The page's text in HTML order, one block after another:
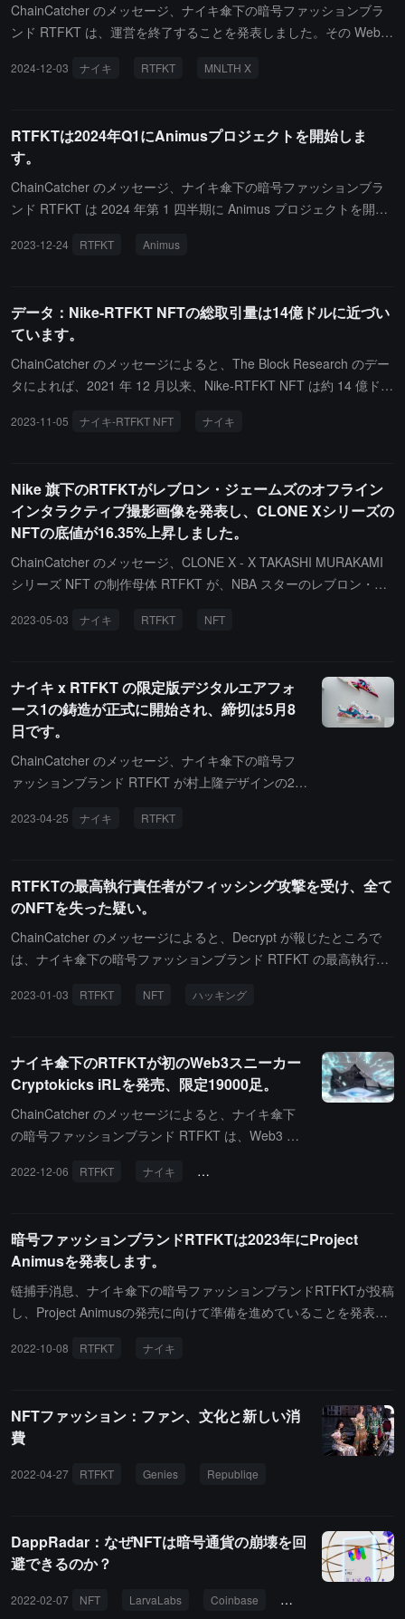
ChainCatcher のメッセージ、ナイキ傘下の暗号ファッションブラ
ンド RTFKT は、運営を終了することを発表しました。その Web3
は、RTFKT の旅を定義する革新的な作品を展示する更新版のウェ
限界を突破し、世界を融合させるという約束の象徴であると述べて
います。
2024-12-03 ナイキ RTFKT MNLTH X
RTFKTは2024年Q1にAnimusプロジェクトを開始しま
す。
ChainCatcher のメッセージ、ナイキ傘下の暗号ファッションブラ
ンド RTFKT は 2024 年第 1 四半期に Animus プロジェクトを開始
テストしています。Animus イースターエッグは、同じ Animus キ
ができます。
2023-12-24 RTFKT Animus
データ：Nike-RTFKT NFTの総取引量は14億ドルに近づい
ています。
ChainCatcher のメッセージによると、The Block Research のデー
タによれば、2021 年 12 月以来、Nike-RTFKT NFT は約 14 億ドル
ば、RTFKT の 25 の NFT シリーズの総収入は 1.7 億ドルに達して
数千人のスニーカー愛好者を惹きつけています。
2023-11-05 ナイキ-RTFKT NFT ナイキ
Nike 旗下のRTFKTがレブロン・ジェームズのオフライン
インタラクティブ撮影画像を発表し、CLONE Xシリーズの
NFTの底値が16.35%上昇しました。
ChainCatcher のメッセージ、CLONE X - X TAKASHI MURAKAMI
シリーズ NFT の制作母体 RTFKT が、NBA スターのレブロン・ジ
写画像をソーシャルメディアに公開しました。これには、RTFKT
いる写真が含まれています。NFTGo.io のデータによると、CLONE
X - X TAKASHI MURAKAMI シリーズ NFT は RTFKT が関連する実
写画像を公開した後、取引量が大幅に増加し、記事執筆時点でこの
シリーズの NFT の 24 時間取引量は 439.46 ETH に達し、増加率は
291.93% です。フロア価格は現在 3.61 ETH で、24 時間の上昇率
その CloneX #7968 NFT の口部特徴を「LBJ Beard」に、頭部特徴
RTFKT は 2021 年 12 月にナイキに買収され、ナイキは 2015 年に
ジェームズと生涯契約を結んでいるため、その変更は今後のコラボ
レーションに関連していると市場は推測しています。（出典リン
ク）
2023-05-03 ナイキ RTFKT NFT
ナイキ x RTFKT の限定版デジタルエアフォ
ース1の鋳造が正式に開始され、締切は5月8
日です。
ChainCatcher のメッセージ、ナイキ傘下の暗号フ
ァッションブランド RTFKT が村上隆デザインの2種
を正式に開始したことを発表しました。鋳造期間は
e 1 NFT 保有者は、今後開催される Forging イベン
トに参加する機会もあります。（出典リンク）
2023-04-25 ナイキ RTFKT
RTFKTの最高執行責任者がフィッシング攻撃を受け、全て
のNFTを失った疑い。
ChainCatcher のメッセージによると、Decrypt が報じたところで
は、ナイキ傘下の暗号ファッションブランド RTFKT の最高執行責
失った疑いがあります。Etherscan によると、Gopalani のウォレッ
ウォレットを使用して Gopalani のウォレットから 173,000 ドル以
上の NFT を盗みました。これには、19 個の CloneX NFT（138,00
0 ドル以上の価値）、18 個の RTKFT Space Pods（6,300 ドル以
上の価値）、17 個の Loot Pods（6,200 ドルの価値）、11 個の Cr
0,200 ドルの価値）などが含まれます。フィッシング攻撃がどのよ
供した可能性があると述べています。（出典リンク）
2023-01-03 RTFKT NFT ハッキング
ナイキ傘下のRTFKTが初のWeb3スニーカー
Cryptokicks iRLを発売、限定19000足。
ChainCatcher のメッセージによると、ナイキ傘下
の暗号ファッションブランド RTFKT は、Web3 ス
自動靴ひも、触覚フィードバック、強化照明、ジェ
ズムなどの機能をサポートし、Move to Earn 機能も
サポートします。このスニーカーは限定 19000 足
で、Blackout、Stone、Ice、Space Matter の 4 色か
ら選べます。鋳造プロセスでは、NFT として販売さ
ks iRL スニーカー 1 足と実物のスニーカー 1 足を受
まで一般登録が行われ、Lace Engine NFT 保有者は
北京時間 12 月 12 日 23:30 からプライベート鋳造
から開始されます。さらに、抽選に参加するユーザ
リカの配送先住所を持っている必要があります。ス
ニーカーの発送時期と RTFKT Cryptokicks iRL アプ
リのダウンロード可能時期は 2023 年 5 月です。
2022-12-06 RTFKT ナイキ Cryptokicks iRL
暗号ファッションブランドRTFKTは2023年にProject
Animusを発表します。
链捕手消息、ナイキ傘下の暗号ファッションブランドRTFKTが投稿
し、Project Animusの発売に向けて準備を進めていることを発表し
Clones向けのEggDropは2022年11月に予定されています。（来源
2022-10-08 RTFKT ナイキ
NFTファッション：ファン、文化と新しい消
費
2022-04-27 RTFKT Genies Republiqe
DappRadar：なぜNFTは暗号通貨の崩壊を回
避できるのか？
2022-02-07 NFT LarvaLabs Coinbase RTFKT